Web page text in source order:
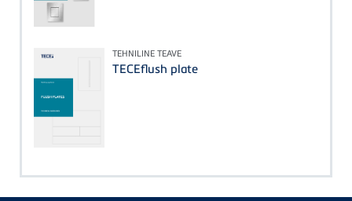
TEHNILINE TEAVE
TECEflush plate